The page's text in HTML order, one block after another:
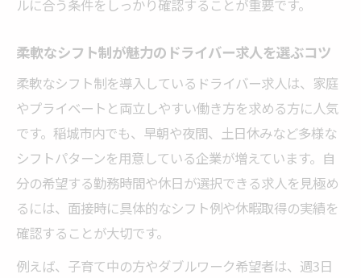
ルに合う条件をしっかり確認することが重要です。
柔軟なシフト制が魅力のドライバー求人を選ぶコツ
柔軟なシフト制を導入しているドライバー求人は、家庭
やプライベートと両立しやすい働き方を求める方に人気
です。稲城市内でも、早朝や夜間、土日休みなど多様な
シフトパターンを用意している企業が増えています。自
分の希望する勤務時間や休日が選択できる求人を見極め
るには、面接時に具体的なシフト例や休暇取得の実績を
確認することが大切です。
例えば、子育て中の方やダブルワーク希望者は、週3日